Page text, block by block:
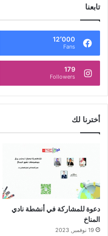
تابعنا
12٬000
Fans
179
Followers
أخترنا لك
دعوة للمشاركة في أنشطة نادي
المناخ
19 نوفمبر, 2023